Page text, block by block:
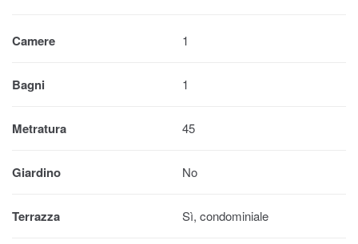
Camere 1
Bagni 1
Metratura 45
Giardino No
Terrazza Sì, condominiale